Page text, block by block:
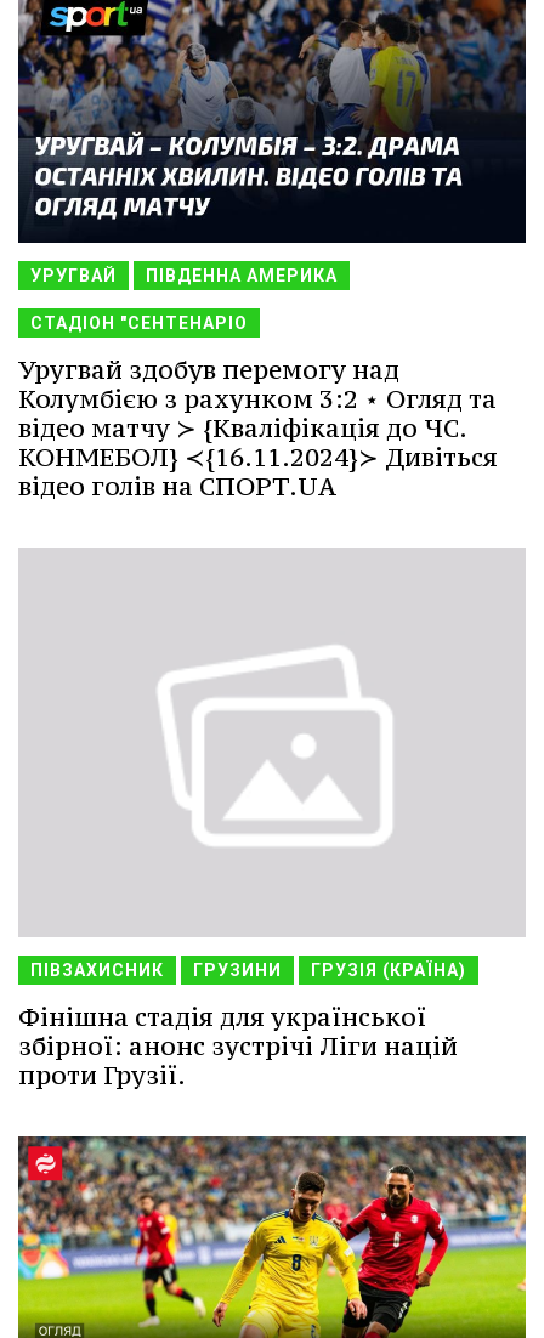
УРУГВАЙ ПІВДЕННА АМЕРИКА
СТАДІОН "СЕНТЕНАРІО
Уругвай здобув перемогу над
Колумбією з рахунком 3:2 ⋆ Огляд та
відео матчу ≻ {Кваліфікація до ЧС.
КОНМЕБОЛ} ≺{16.11.2024}≻ Дивіться
відео голів на СПОРТ.UA
ПІВЗАХИСНИК ГРУЗИНИ ГРУЗІЯ (КРАЇНА)
Фінішна стадія для української
збірної: анонс зустрічі Ліги націй
проти Грузії.